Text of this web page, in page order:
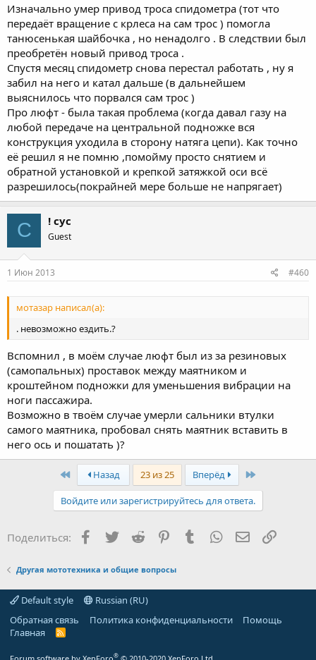
Изначально умер привод троса спидометра (тот что
передаёт вращение с крлеса на сам трос ) помогла
танюсенькая шайбочка , но ненадолго . В следствии был
преобретён новый привод троса .
Спустя месяц спидометр снова перестал работать , ну я
забил на него и катал дальше (в дальнейшем
выяснилось что порвался сам трос )
Про люфт - была такая проблема (когда давал газу на
любой передаче на центральной подножке вся
конструкция уходила в сторону натяга цепи). Как точно
её решил я не помню ,помойму просто снятием и
обратной установкой и крепкой затяжкой оси всё
разрешилось(покрайней мере больше не напрягает)
С ! сус
Guest
1 Июн 2013 #460
мотазар написал(а):
. невозможно ездить.?
Вспомнил , в моём случае люфт был из за резиновых
(самопальных) проставок между маятником и
кроштейном подножки для уменьшения вибрации на
ноги пассажира.
Возможно в твоём случае умерли сальники втулки
самого маятника, пробовал снять маятник вставить в
него ось и пошатать )?
First Назад 23 из 25 Вперёд Last
Войдите или зарегистрируйтесь для ответа.
Поделиться: Facebook
TwitterReddit PinterestTumblr WhatsApp Ссылка
Другая мототехника и общие вопросы
Default style
Russian (RU)
Обратная связь
Политика конфиденциальности
Помощь
Главная
R
Forum software by XenForo® © 2010-2020 XenForo Ltd.